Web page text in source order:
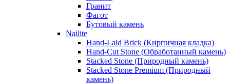
Гранит
Фагот
Бутовый камень
Nailite
Hand-Laid Brick (Кирпичная кладка)
Hand-Cut Stone (Обработанный камень)
Stacked Stone (Природный камень)
Stacked Stone Premium (Природный
камень)